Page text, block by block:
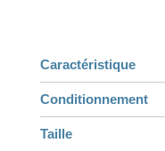
Plus
-
Taille
Caractéristique
Conditionnement
Taille